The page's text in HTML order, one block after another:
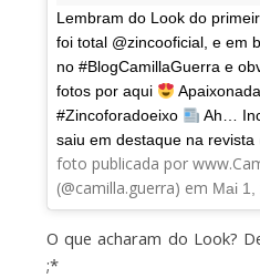
Lembram do Look do
foi total @zincooficial, e em
no #BlogCamillaGuerra e
fotos por aqui
#Zincoforadoeixo
Ah…
saiu em destaque na revista
foto publicada por
(@camilla.guerra) em Mai 1,
O que acharam do Look?
;*